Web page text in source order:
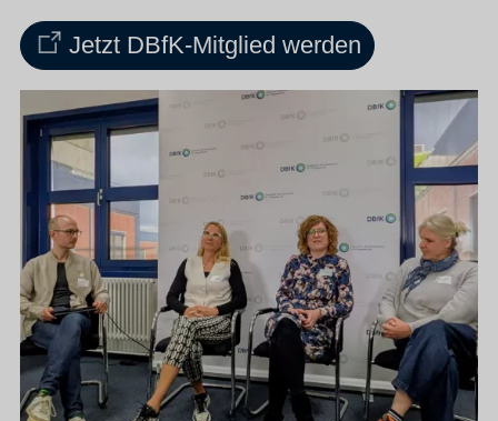
Jetzt DBfK-Mitglied werden